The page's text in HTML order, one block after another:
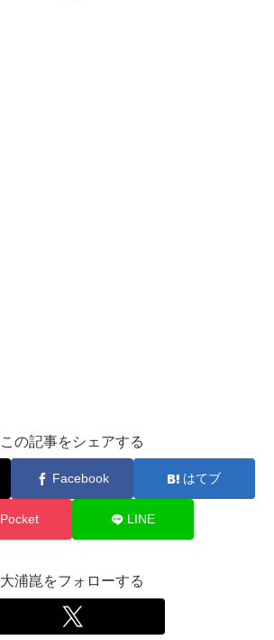
この記事をシェアする
Facebook はてブ
Pocket LINE
大浦崑をフォローする